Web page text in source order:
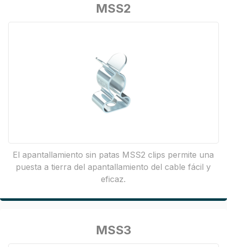
MSS2
El apantallamiento sin patas MSS2 clips permite una
puesta a tierra del apantallamiento del cable fácil y
eficaz.
MSS3